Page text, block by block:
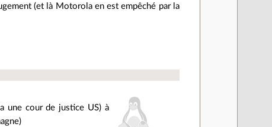
(et là Motorola en est empêché par la
une cour de justice US) à